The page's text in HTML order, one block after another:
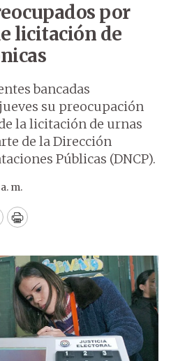
por
licitación de
bancadas
su preocupación
la licitación de urnas
de la Dirección
Públicas (DNCP).
m.
Print